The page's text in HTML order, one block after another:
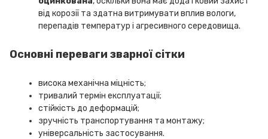
від корозії та здатна витримувати вплив вологи,
перепадів температур і агресивного середовища.
Основні переваги зварної сітки
висока механічна міцність;
тривалий термін експлуатації;
стійкість до деформацій;
зручність транспортування та монтажу;
універсальність застосування.